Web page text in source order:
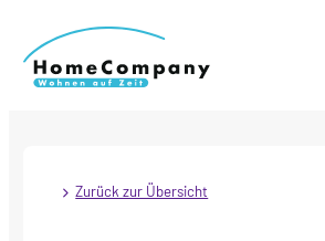
Zurück zur Übersicht